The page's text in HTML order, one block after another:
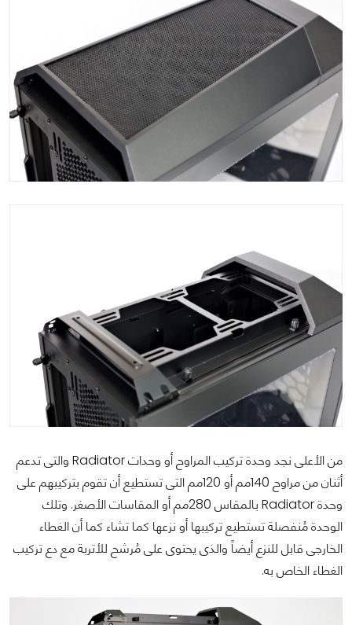
من الأعلى نجد وحدة تركيب المراوح أو وحدات Radiator والتى تدعم
أثنان من مراوح 140مم أو 120مم التى تستطيع أن تقوم بتركيبهم على
وحدة Radiator بالمقاس 280مم أو المقاسات الأصغر. وتلك
الوحدة مُنفصلة تستطيع تركيبها أو نزعها كما تشاء كما أن الغطاء
الخارجى قابل للنزع أيضاً والذى يحتوى على مُرشح للأتربة مع دع تركيب
الغطاء الخاص به.